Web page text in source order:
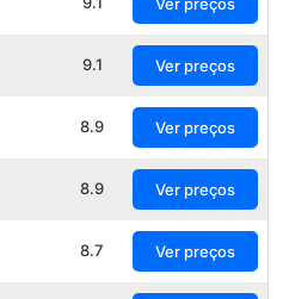
9.1 Ver preços
8.9 Ver preços
8.9 Ver preços
8.7 Ver preços